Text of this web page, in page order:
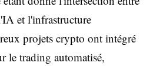
et l'infrastructure
projets crypto ont intégré
le trading automatisé,